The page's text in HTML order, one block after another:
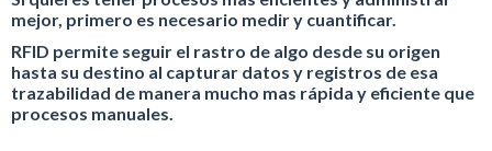
mejor, primero es necesario medir y cuantificar.
RFID permite seguir el rastro de algo desde su origen
hasta su destino al capturar datos y registros de esa
trazabilidad de manera mucho mas rápida y eficiente que
procesos manuales.